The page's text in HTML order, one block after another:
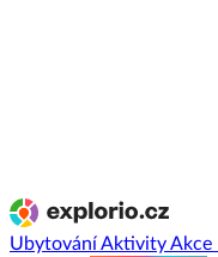
UbytováníAktivityAkce